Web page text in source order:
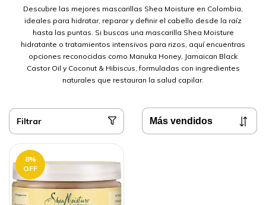
Descubre las mejores mascarillas Shea Moisture en Colombia,
ideales para hidratar, reparar y definir el cabello desde la raíz
hasta las puntas. Si buscas una mascarilla Shea Moisture
hidratante o tratamientos intensivos para rizos, aquí encuentras
opciones reconocidas como Manuka Honey, Jamaican Black
Castor Oil y Coconut & Hibiscus, formuladas con ingredientes
naturales que restauran la salud capilar.
Filtrar
8%
OFF